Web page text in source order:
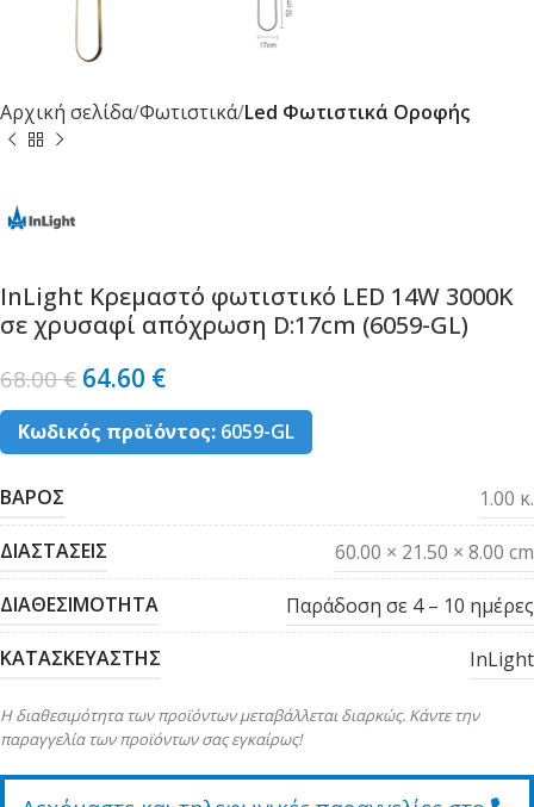
Αρχική σελίδα Φωτιστικά Led Φωτιστικά Οροφής
InLight Κρεμαστό φωτιστικό LED 14W 3000K
σε χρυσαφί απόχρωση D:17cm (6059-GL)
68.00€ 64.60 €
Κωδικός προϊόντος: 6059-GL
ΒΑΡΟΣ 1.00 κ.
ΔΙΑΣΤΑΣΕΙΣ 60.00 × 21.50 × 8.00 cm
ΔΙΑΘΕΣΙΜΟΤΗΤΑ Παράδοση σε 4 – 10 ημέρες
ΚΑΤΑΣΚΕΥΑΣΤΗΣ InLight
Η διαθεσιμότητα των προϊόντων μεταβάλλεται διαρκώς. Κάντε την
παραγγελία των προϊόντων σας εγκαίρως!